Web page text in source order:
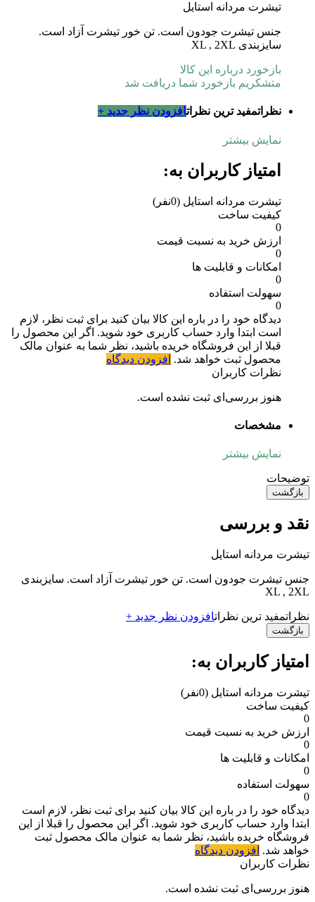
تیشرت مردانه استایل
جنس تیشرت جودون است. تن خور تیشرت آزاد است.
سایزبندی XL , 2XL
بازخورد درباره این کالا
متشکریم بازخورد شما دریافت شد
نظراتمفید ترین نظراتافزودن نظر جدید +
نمایش بیشتر
امتیاز کاربران به:
تیشرت مردانه استایل (0نفر)
کیفیت ساخت
0
ارزش خرید به نسبت قیمت
0
امکانات و قابلیت ها
0
سهولت استفاده
0
دیدگاه خود را در باره این کالا بیان کنید برای ثبت نظر، لازم
است ابتدا وارد حساب کاربری خود شوید. اگر این محصول را
قبلا از این فروشگاه خریده باشید، نظر شما به عنوان مالک
محصول ثبت خواهد شد. افزودن دیدگاه
نظرات کاربران
هنوز بررسی‌ای ثبت نشده است.
مشخصات
نمایش بیشتر
توضیحات
بازگشت
نقد و بررسی
تیشرت مردانه استایل
جنس تیشرت جودون است. تن خور تیشرت آزاد است. سایزبندی
XL , 2XL
نظراتمفید ترین نظراتافزودن نظر جدید +
بازگشت
امتیاز کاربران به:
تیشرت مردانه استایل (0نفر)
کیفیت ساخت
0
ارزش خرید به نسبت قیمت
0
امکانات و قابلیت ها
0
سهولت استفاده
0
دیدگاه خود را در باره این کالا بیان کنید برای ثبت نظر، لازم است
ابتدا وارد حساب کاربری خود شوید. اگر این محصول را قبلا از این
فروشگاه خریده باشید، نظر شما به عنوان مالک محصول ثبت
خواهد شد. افزودن دیدگاه
نظرات کاربران
هنوز بررسی‌ای ثبت نشده است.